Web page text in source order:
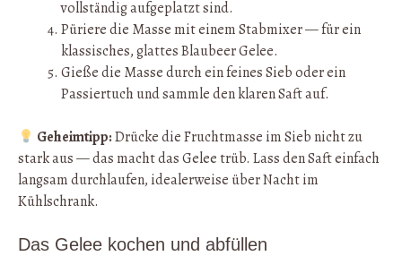
vollständig aufgeplatzt sind.
Püriere die Masse mit einem Stabmixer — für ein
klassisches, glattes Blaubeer Gelee.
Gieße die Masse durch ein feines Sieb oder ein
Passiertuch und sammle den klaren Saft auf.
Geheimtipp:Drücke die Fruchtmasse im Sieb nicht zu
stark aus — das macht das Gelee trüb. Lass den Saft einfach
langsam durchlaufen, idealerweise über Nacht im
Kühlschrank.
Das Gelee kochen und abfüllen